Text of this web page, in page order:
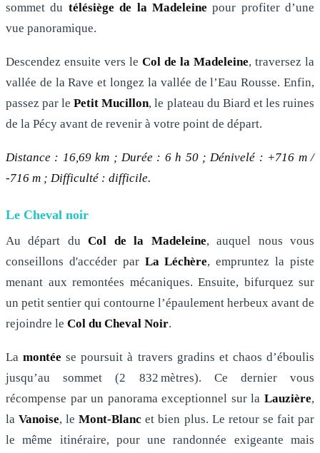
sommet du télésiège de la Madeleine pour profiter d’une
vue panoramique.
Descendez ensuite vers le Col de la Madeleine, traversez la
vallée de la Rave et longez la vallée de l’Eau Rousse. Enfin,
passez par lePetit Mucillon, le plateau du Biard et les ruines
de la Pécy avant de revenir à votre point de départ.
Distance : 16,69 km ; Durée : 6 h 50 ; Dénivelé : +716 m /
-716 m ; Difficulté : difficile.
Le Cheval noir
Au départ duCol de la Madeleine, auquel nous vous
conseillons d'accéder par La Léchère, empruntez la piste
menant aux remontées mécaniques. Ensuite, bifurquez sur
un petit sentier qui contourne l’épaulement herbeux avant de
rejoindre le Col du Cheval Noir.
Lamontée se poursuit à travers gradins et chaos d’éboulis
jusqu’au sommet (2 832 mètres). Ce dernier vous
récompense par un panorama exceptionnel sur la Lauzière,
laVanoise, leMont-Blanc et bien plus. Le retour se fait par
le même itinéraire, pour une randonnée exigeante mais